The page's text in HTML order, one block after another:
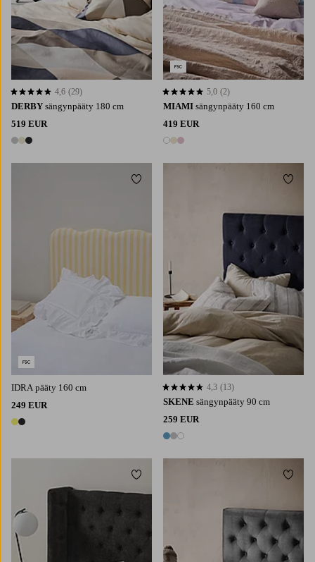
DERBY sängynpääty 180 cm
519 EUR
3 värejä
4,6 perustuen 29 arvosanaan
4,6 (29)
MIAMI sängynpääty 160 cm
419 EUR
3 värejä
5,0 perustuen 2 arvosanaan
5,0 (2)
IDRA pääty 160 cm
249 EUR
2 värejä
Lisää suosikkeihin
SKENE sängynpääty 90 cm
259 EUR
3 värejä
4,3 perustuen 13 arvosanaan
4,3 (13)
Lisää
Lisää suosikkeihin Lisää